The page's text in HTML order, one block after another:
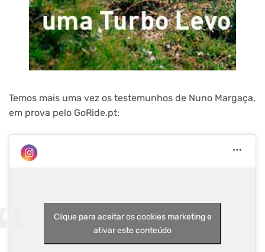
Temos mais uma vez os testemunhos de Nuno Margaça,
em prova pelo GoRide.pt:
Clique para aceitar os cookies marketing e
ativar este conteúdo